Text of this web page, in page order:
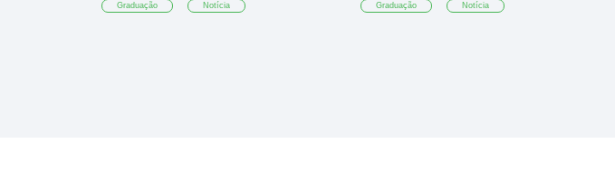
Graduação Notícia Graduação Notícia